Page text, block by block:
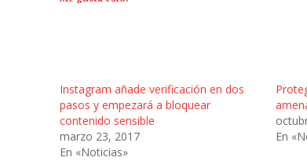
Instagram añade verificación en dos
pasos y empezará a bloquear
contenido sensible
marzo 23, 2017
En «Noticias»
En